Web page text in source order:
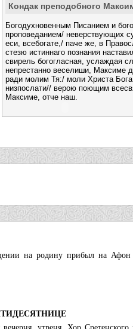
Кондак преподобного
Богодухновенным Писанием и
проповеданием/ неверствующих
еси, всебогате,/ паче же, в
стезю истиннаго познания
свирель богогласная, услаждая
непрестанно веселиши, Максиме
ради молим Тя:/ моли Христа Бога
низпослати// верою поющим
Максиме, отче наш.
на родину прибыл на